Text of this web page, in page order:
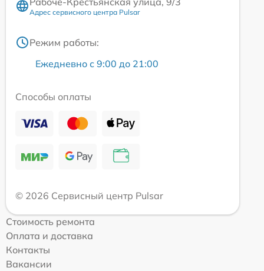
Адрес сервисного центра Pulsar
Режим работы:
Ежедневно с 9:00 до 21:00
Способы оплаты
© 2026 Сервисный центр Pulsar
Стоимость ремонта
Оплата и доставка
Контакты
Вакансии